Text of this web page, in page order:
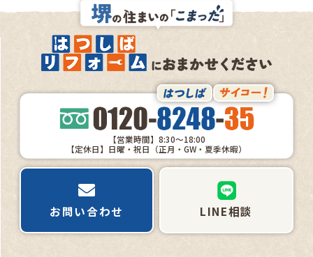
【営業時間】8:30～18:00
【定休日】日曜・祝日（正月・GW・夏季休暇）
お問い合わせ LINE相談